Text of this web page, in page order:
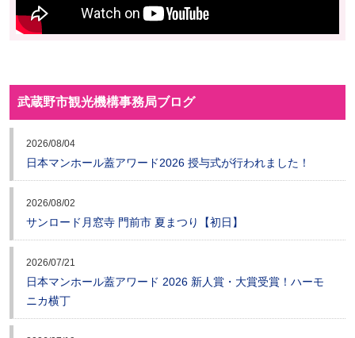
武蔵野市観光機構事務局ブログ
2026/08/04
日本マンホール蓋アワード2026 授与式が行われました！
2026/08/02
サンロード月窓寺 門前市 夏まつり【初日】
2026/07/21
日本マンホール蓋アワード 2026 新人賞・大賞受賞！ハーモ
ニカ横丁